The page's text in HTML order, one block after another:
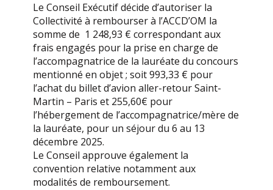
Le Conseil Exécutif décide d’autoriser la
Collectivité à rembourser à l’ACCD’OM la
somme de 1 248,93 € correspondant aux
frais engagés pour la prise en charge de
l’accompagnatrice de la lauréate du concours
mentionné en objet ; soit 993,33 € pour
l’achat du billet d’avion aller-retour Saint-
Martin – Paris et 255,60€ pour
l’hébergement de l’accompagnatrice/mère de
la lauréate, pour un séjour du 6 au 13
décembre 2025.
Le Conseil approuve également la
convention relative notamment aux
modalités de remboursement.